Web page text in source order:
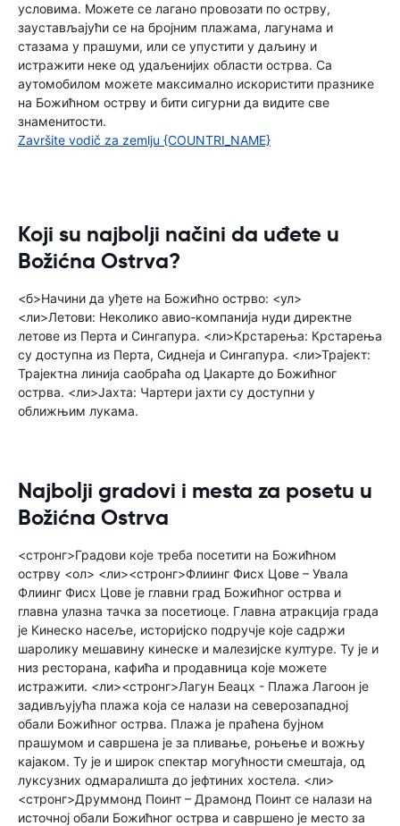
условима. Можете се лагано провозати по острву,
заустављајући се на бројним плажама, лагунама и
стазама у прашуми, или се упустити у даљину и
истражити неке од удаљенијих области острва. Са
аутомобилом можете максимално искористити празнике
на Божићном острву и бити сигурни да видите све
знаменитости.
Završite vodič za zemlju {COUNTRI_NAME}
Koji su najbolji načini da uđete u
Božićna Ostrva?
<б>Начини да уђете на Божићно острво: <ул>
<ли>Летови: Неколико авио-компанија нуди директне
летове из Перта и Сингапура. <ли>Крстарења: Крстарења
су доступна из Перта, Сиднеја и Сингапура. <ли>Трајект:
Трајектна линија саобраћа од Џакарте до Божићног
острва. <ли>Јахта: Чартери јахти су доступни у
оближњим лукама.
Najbolji gradovi i mesta za posetu u
Božićna Ostrva
<стронг>Градови које треба посетити на Божићном
острву <ол> <ли><стронг>Флиинг Фисх Цове – Увала
Флиинг Фисх Цове је главни град Божићног острва и
главна улазна тачка за посетиоце. Главна атракција града
је Кинеско насеље, историјско подручје које садржи
шаролику мешавину кинеске и малезијске културе. Ту је и
низ ресторана, кафића и продавница које можете
истражити. <ли><стронг>Лагун Беацх - Плажа Лагоон је
задивљујућа плажа која се налази на северозападној
обали Божићног острва. Плажа је праћена бујном
прашумом и савршена је за пливање, роњење и вожњу
кајаком. Ту је и широк спектар могућности смештаја, од
луксузних одмаралишта до јефтиних хостела. <ли>
<стронг>Друммонд Поинт – Драмонд Поинт се налази на
источној обали Божићног острва и савршено је место за